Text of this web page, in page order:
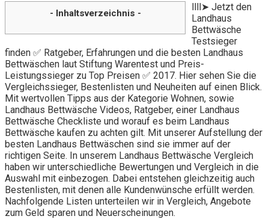
- Inhaltsverzeichnis -
llll➤ Jetzt den
Landhaus
Bettwäsche
Testsieger
finden ✅ Ratgeber, Erfahrungen und die besten Landhaus
Bettwäschen laut Stiftung Warentest und Preis-
Leistungssieger zu Top Preisen ✅ 2017. Hier sehen Sie die
Vergleichssieger, Bestenlisten und Neuheiten auf einen Blick.
Mit wertvollen Tipps aus der Kategorie Wohnen, sowie
Landhaus Bettwäsche Videos, Ratgeber, einer Landhaus
Bettwäsche Checkliste und worauf es beim Landhaus
Bettwäsche kaufen zu achten gilt. Mit unserer Aufstellung der
besten Landhaus Bettwäschen sind sie immer auf der
richtigen Seite. In unserem Landhaus Bettwäsche Vergleich
haben wir unterschiedliche Bewertungen und Vergleich in die
Auswahl mit einbezogen. Dabei entstehen gleichzeitig auch
Bestenlisten, mit denen alle Kundenwünsche erfüllt werden.
Nachfolgende Listen unterteilen wir in Vergleich, Angebote
zum Geld sparen und Neuerscheinungen.